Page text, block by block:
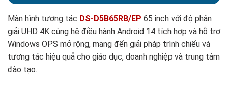
Màn hình tương tác DS-D5B65RB/EP 65 inch với độ phân
giải UHD 4K cùng hệ điều hành Android 14 tích hợp và hỗ trợ
Windows OPS mở rộng, mang đến giải pháp trình chiếu và
tương tác hiệu quả cho giáo dục, doanh nghiệp và trung tâm
đào tạo.